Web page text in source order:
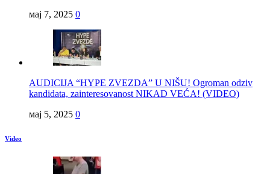
мај 7, 2025 0
AUDICIJA “HYPE ZVEZDA” U NIŠU! Ogroman odziv
kandidata, zainteresovanost NIKAD VEĆA! (VIDEO)
мај 5, 2025 0
Video